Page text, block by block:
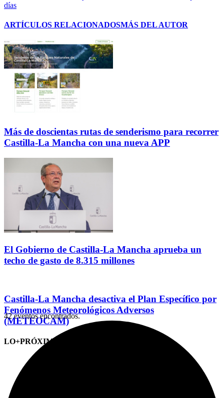
días
ARTÍCULOS RELACIONADOSMÁS DEL AUTOR
Más de doscientas rutas de senderismo para recorrer
Castilla-La Mancha con una nueva APP
El Gobierno de Castilla-La Mancha aprueba un
techo de gasto de 8.315 millones
Castilla-La Mancha desactiva el Plan Específico por
Fenómenos Meteorológicos Adversos
(METEOCAM)
LO+PRÓXIMO (CITAS)
42 eventos encontrados.